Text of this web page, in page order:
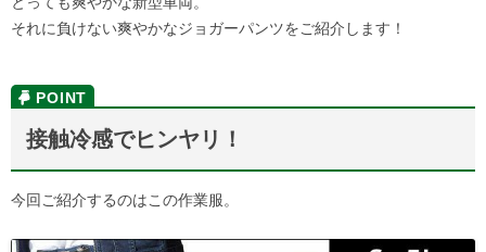
それに負けない爽やかなジョガーパンツをご紹介します！
接触冷感でヒンヤリ！
今回ご紹介するのはこの作業服。